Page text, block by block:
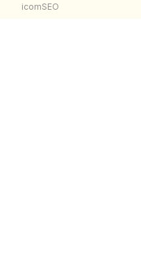
icomSEO